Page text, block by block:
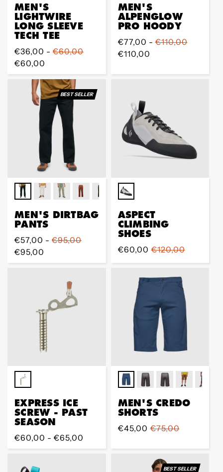
MEN'S
LIGHTWIRE
LONG SLEEVE
TECH TEE
Regular
Preis
€36,00 - €60,00
€60,00
MEN'S
ALPENGLOW
PRO HOODY
Regular
Preis
€77,00 -€110,00
€110,00
BEST SELLER
MEN'S DIRTBAG
PANTS
Regular
Preis
€57,00 - €95,00
€95,00
ASPECT
CLIMBING
SHOES
Sale
Preis
€60,00
Regular
Preis
€120,00
EXPRESS ICE
SCREW - PAST
SEASON
Regular
Preis
€60,00 - €65,00
MEN'S CREDO
SHORTS
Sale
€45,00
Regular€75,00
BEST SELLER